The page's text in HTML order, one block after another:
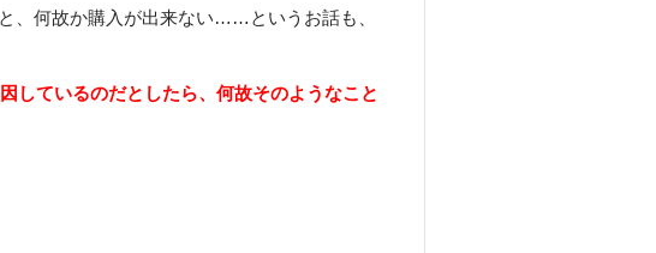
、何故か購入が出来ない……というお話も、
しているのだとしたら、何故そのようなこと